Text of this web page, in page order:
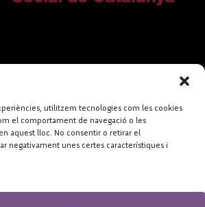
utilitzem tecnologies com les cookies
el comportament de navegació o les
aquest lloc. No consentir o retirar el
negativament unes certes característiques i